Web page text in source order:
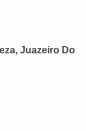
Juazeiro Do